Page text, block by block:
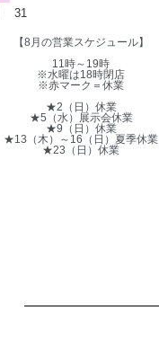
31
【8月の営業スケジュール】
11時～19時
※水曜は18時閉店
※赤マーク＝休業
★2（日）休業
★5（水）展示会休業
★9（日）休業
★13（木）～16（日）夏季休業
★23（日）休業